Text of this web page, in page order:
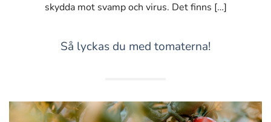
skydda mot svamp och virus. Det finns […]
Så lyckas du med tomaterna!